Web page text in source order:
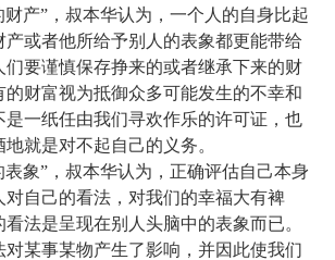
财产”，叔本华认为，一个人的自身比起
产或者他所给予别人的表象都更能带给
们要谨慎保存挣来的或者继承下来的财
的财富视为抵御众多可能发生的不幸和
是一纸任由我们寻欢作乐的许可证，也
就是对不起自己的义务。
表象”，叔本华认为，正确评估自己本身
对自己的看法，对我们的幸福大有裨
法是呈现在别人头脑中的表象而已。
对某事某物产生了影响，并因此使我们